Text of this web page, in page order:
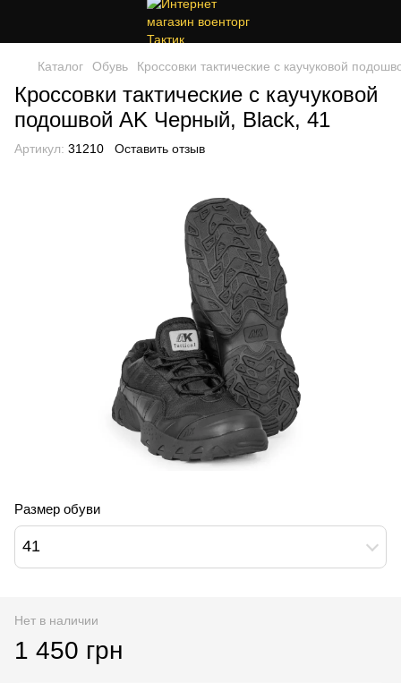
Каталог Обувь Кроссовки тактические с каучуковой
Кроссовки тактические с каучуковой
подошвой AK Черный, Black, 41
Артикул: 31210 Оставить отзыв
Размер обуви
41
Нет в наличии
1 450 грн